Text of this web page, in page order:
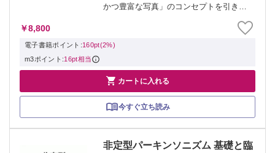
かつ豊富な写真」のコンセプトを引き継
像の模式図は元画像を白黒加工し，矢印
や線で病変の位置や範囲を明示してお
￥8,800
電子書籍ポイント:160pt(2%)
m3ポイント:16pt相当
 カートに入れる
今すぐ立ち読み
非定型パーキンソニズム 基礎と臨